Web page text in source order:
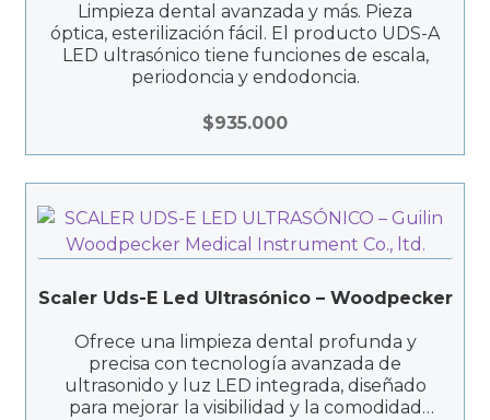
Limpieza dental avanzada y más. Pieza
óptica, esterilización fácil. El producto UDS-A
LED ultrasónico tiene funciones de escala,
periodoncia y endodoncia.
$935.000
Scaler Uds-E Led Ultrasónico – Woodpecker
Ofrece una limpieza dental profunda y
precisa con tecnología avanzada de
ultrasonido y luz LED integrada, diseñado
para mejorar la visibilidad y la comodidad